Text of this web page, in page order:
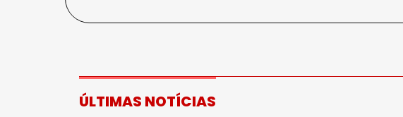
ÚLTIMAS NOTÍCIAS